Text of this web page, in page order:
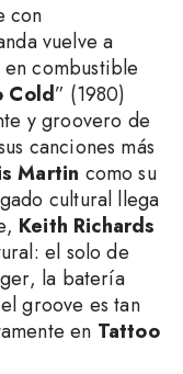
con
vuelve a
combustible
Cold” (1980)
y groovero de
canciones más
Martin como su
cultural llega
Keith Richards
el solo de
la batería
groove es tan
en Tattoo